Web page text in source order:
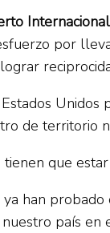
por
de territorio
que
ya han probado
país